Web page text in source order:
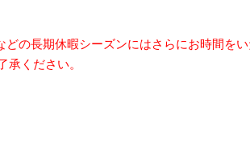
の長期休暇シーズンにはさらにお時間をい
ください。